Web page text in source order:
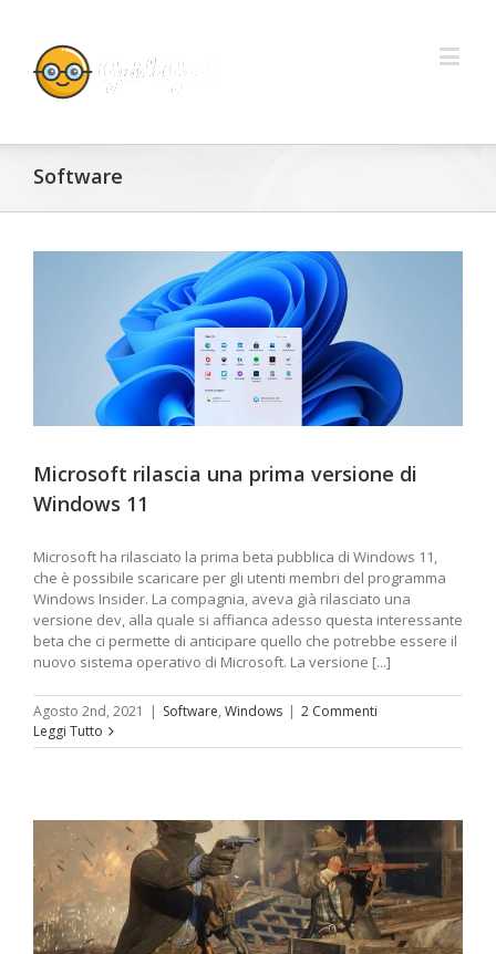
Software
Microsoft rilascia una prima versione di
Windows 11
Microsoft ha rilasciato la prima beta pubblica di Windows 11,
che è possibile scaricare per gli utenti membri del programma
Windows Insider. La compagnia, aveva già rilasciato una
versione dev, alla quale si affianca adesso questa interessante
beta che ci permette di anticipare quello che potrebbe essere il
nuovo sistema operativo di Microsoft. La versione [...]
Agosto 2nd, 2021 | Software, Windows | 2 Commenti
Leggi Tutto